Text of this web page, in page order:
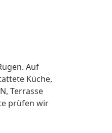
Auf
Küche,
Terrasse
prüfen wir